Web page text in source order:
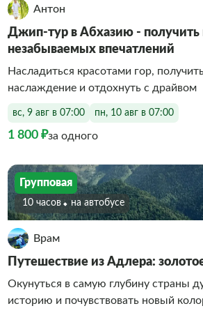
Антон
Джип-тур в Абхазию - получить
незабываемых впечатлений
Насладиться красотами гор,
наслаждение и отдохнуть с драйвом
вс, 9 авг в 07:00 пн, 10 авг в 07:00
1 800 ₽за одного
Групповая
10 часов На автобусе
Врам
Путешествие из Адлера:
Окунуться в самую глубину страны
историю и почувствовать новый